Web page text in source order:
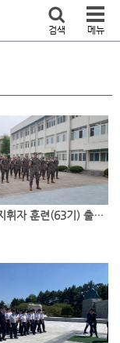
검색 메뉴
24년 야전지휘자 훈련(63기) 출정식 / 격려활동